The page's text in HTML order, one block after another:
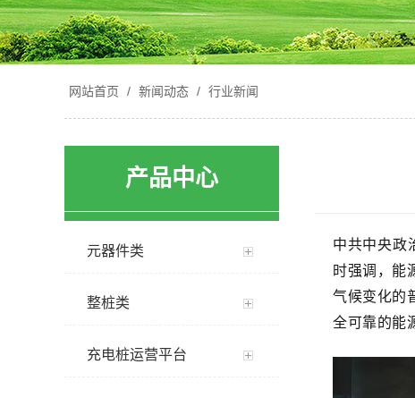
网站首页 / 新闻动态 / 行业新闻
产品中心
元器件类
整桩类
充电桩运营平台
中共中央政
时强调，能
气候变化的
全可靠的能